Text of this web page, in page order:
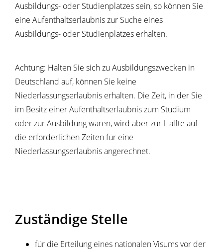
Ausbildungs- oder Studienplatzes sein, so können Sie
eine Aufenthaltserlaubnis zur Suche eines
Ausbildungs- oder Studienplatzes erhalten.
Achtung: Halten Sie sich zu Ausbildungszwecken in
Deutschland auf, können Sie keine
Niederlassungserlaubnis erhalten. Die Zeit, in der Sie
im Besitz einer Aufenthaltserlaubnis zum Studium
oder zur Ausbildung waren, wird aber zur Hälfte auf
die erforderlichen Zeiten für eine
Niederlassungserlaubnis angerechnet.
Zuständige Stelle
für die Erteilung eines nationalen Visums vor der